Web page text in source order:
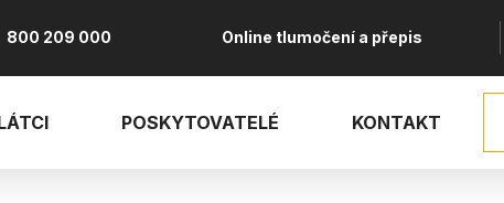
800 209 000 Online tlumočení a přepis
POSKYTOVATELÉ KONTAKT